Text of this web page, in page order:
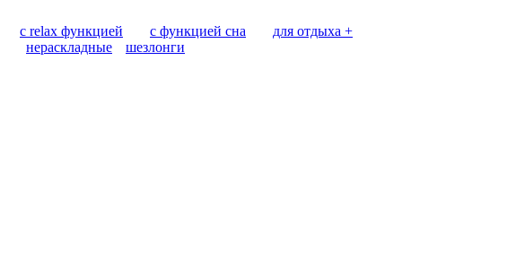
с relax функцией с функцией сна
для отдыха +
нераскладные
шезлонги